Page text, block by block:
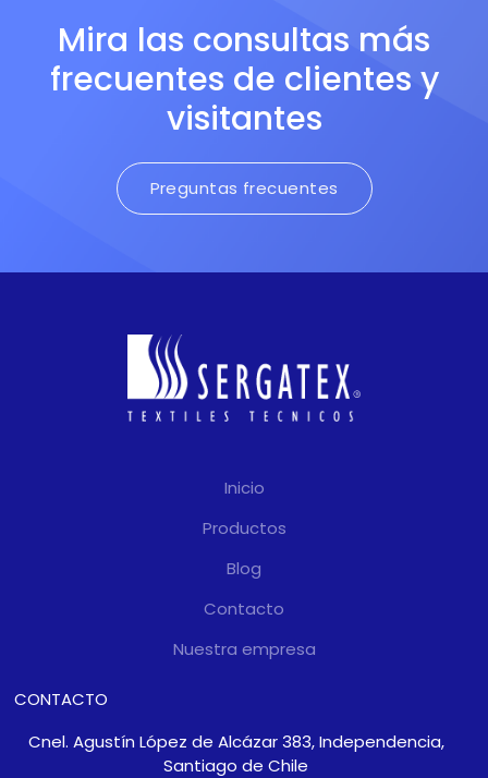
Mira las consultas más
frecuentes de clientes y
visitantes
Preguntas frecuentes
Inicio
Productos
Blog
Contacto
Nuestra empresa
CONTACTO
Cnel. Agustín López de Alcázar 383, Independencia,
Santiago de Chile